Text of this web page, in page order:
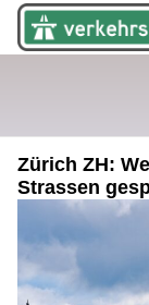
Zürich ZH:
Strassen